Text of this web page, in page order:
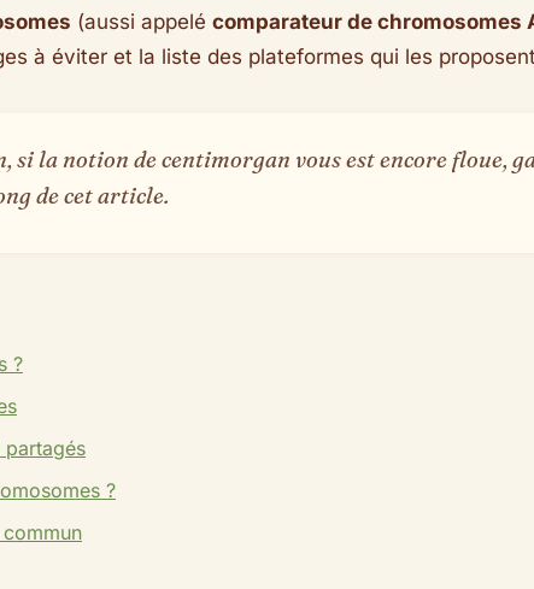
(aussi appelé comparateur de chromosomes
à éviter et la liste des plateformes qui les
si la notion de centimorgan vous est encore floue,
de cet article.
?
partagés
?